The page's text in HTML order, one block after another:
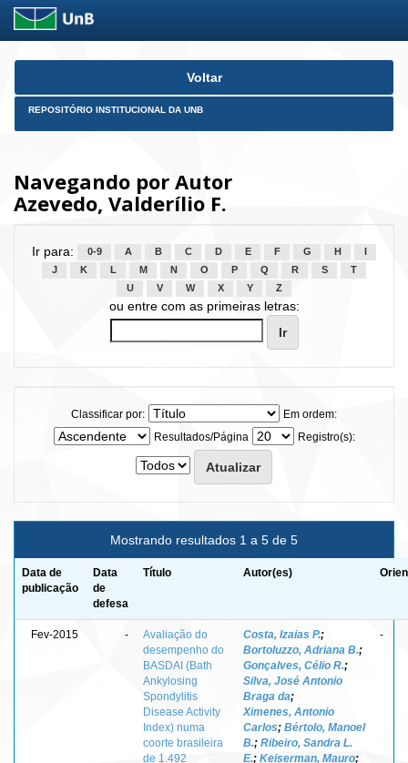
Skip
Voltar
REPOSITÓRIO INSTITUCIONAL DA UNB
Navegando por Autor
Azevedo, Valderílio F.
Ir para: 0-9 A B C D E F G H
J
K L M N O P Q R S
T
U
V W X Y Z
ou entre com as primeiras letras:
Classificar por:
Em ordem:
Resultados/Página
Registro(s):
Mostrando resultados 1 a 5 de 5
Data de
publicação
Data
de
defesa
Título Autor(es)
Fev-2015 -
Avaliação do
desempenho do
BASDAI (Bath
Ankylosing
Spondylitis
Disease Activity
Index) numa
coorte brasileira
de 1.492
Costa, Izaias P.;
Bortoluzzo, Adriana B.;
Gonçalves, Célio R.;
Silva, José Antonio
Braga da;
Ximenes, Antonio
Carlos; Bértolo, Manoel
B.; Ribeiro, Sandra L.
E.; Keiserman, Mauro;
-